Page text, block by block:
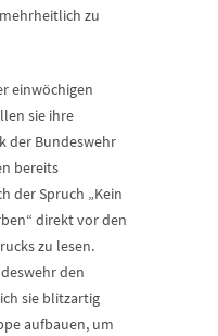
zu
einwöchigen
sie ihre
der Bundeswehr
bereits
der Spruch „Kein
direkt vor den
zu lesen.
den
sie blitzartig
aufbauen, um